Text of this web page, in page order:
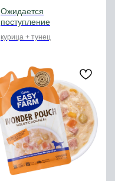
курица + тунец